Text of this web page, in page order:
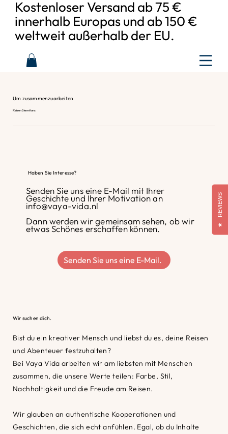
Kostenloser Versand ab 75 €
innerhalb Europas und ab 150 €
weltweit außerhalb der EU.
Um zusammenzuarbeiten
Reisen Sie mit uns
Wir suchen dich.
Bist du ein kreativer Mensch und liebst du es, deine Reisen
und Abenteuer festzuhalten?
Bei Vaya Vida arbeiten wir am liebsten mit Menschen
zusammen, die unsere Werte teilen: Farbe, Stil,
Nachhaltigkeit und die Freude am Reisen.
Wir glauben an authentische Kooperationen und
Geschichten, die sich echt anfühlen. Egal, ob du Inhalte
Haben Sie Interesse?
Senden Sie uns eine E-Mail mit Ihrer
Geschichte und Ihrer Motivation an
info@vaya-vida.nl
Dann werden wir gemeinsam sehen, ob wir
etwas Schönes erschaffen können.
Senden Sie uns eine E-Mail.
★
REVIEWS